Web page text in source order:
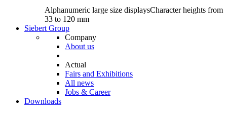
Alphanumeric large size displaysCharacter heights from
33 to 120 mm
Siebert Group
Company
About us
Actual
Fairs and Exhibitions
All news
Jobs & Career
Downloads